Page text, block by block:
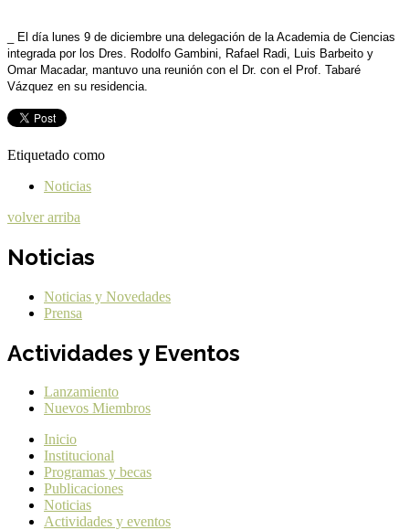
_ El día lunes 9 de diciembre una delegación de la Academia de Ciencias
integrada por los Dres. Rodolfo Gambini, Rafael Radi, Luis Barbeito y
Omar Macadar, mantuvo una reunión con el Dr. con el Prof. Tabaré
Vázquez en su residencia.
Etiquetado como
Noticias
volver arriba
Noticias
Noticias y Novedades
Prensa
Actividades y Eventos
Lanzamiento
Nuevos Miembros
Inicio
Institucional
Programas y becas
Publicaciones
Noticias
Actividades y eventos